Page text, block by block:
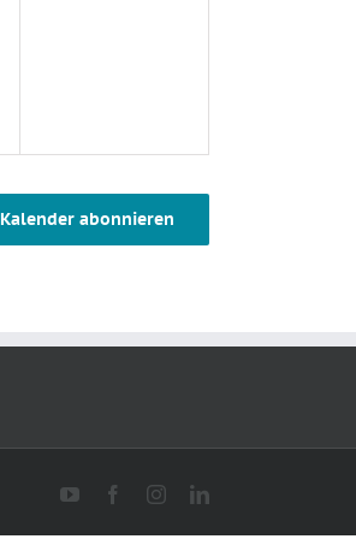
Kalender abonnieren
YouTubeFacebookInstagramLinkedIn